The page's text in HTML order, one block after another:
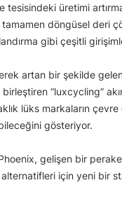
tesisindeki üretimi
tamamen döngüsel deri
gibi çeşitli
artan bir şekilde
“luxcycling”
lüks markaların
gösteriyor.
gelişen bir
için yeni bir